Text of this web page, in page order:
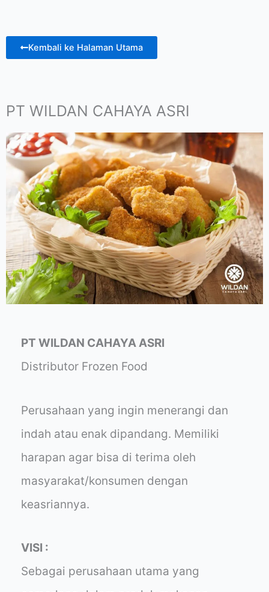
Kembali ke Halaman Utama
PT WILDAN CAHAYA ASRI
PT WILDAN CAHAYA ASRI
Distributor Frozen Food
Perusahaan yang ingin menerangi dan
indah atau enak dipandang. Memiliki
harapan agar bisa di terima oleh
masyarakat/konsumen dengan
keasriannya.
VISI :
Sebagai perusahaan utama yang